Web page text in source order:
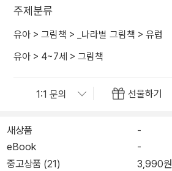
주제분류
유아 > 그림책 > _나라별 그림책 > 유럽
유아 > 4~7세 > 그림책
선물하기
새상품
-
eBook
-
중고상품 (21) 3,990원